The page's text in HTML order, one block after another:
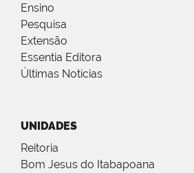
Ensino
Pesquisa
Extensão
Essentia Editora
Últimas Notícias
UNIDADES
Reitoria
Bom Jesus do Itabapoana